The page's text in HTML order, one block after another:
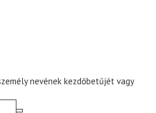
nevének kezdőbetűjét vagy